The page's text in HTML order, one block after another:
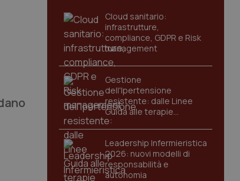
Cloud sanitario:
infrastrutture,
compliance, GDPR e Risk
management
Gestione
dell'Ipertensione
resistente: dalle Linee
Guida alle terapie
innovative
Leadership Infermieristica
2026: nuovi modelli di
responsabilità e
autonomia